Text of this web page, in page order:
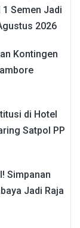
Semen Jadi
2026
Kontingen
di Hotel
Satpol PP
Simpanan
Jadi Raja